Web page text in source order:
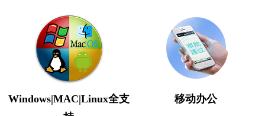
Windows|MAC|Linux全支
移动办公